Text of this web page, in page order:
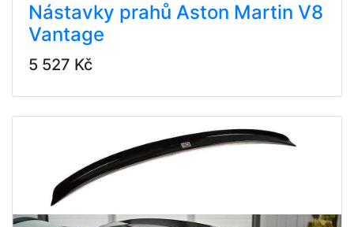
Nástavky prahů Aston Martin V8
Vantage
5 527 Kč